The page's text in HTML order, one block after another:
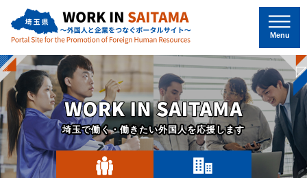
埼玉県～外国人と企業をつなぐポー
タルサイト～
Menu
WORK IN SAITAMA
埼玉で働く・働きたい外国人を応援します